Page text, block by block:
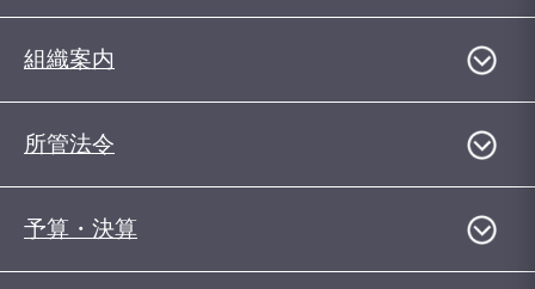
組織案内
所管法令
予算・決算